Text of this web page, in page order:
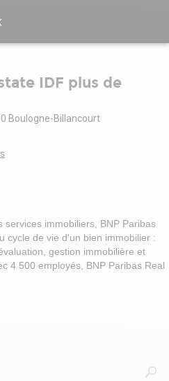
IDF plus de
Boulogne-Billancourt
immobiliers, BNP Paribas
cycle de vie d'un bien immobilier :
gestion immobilière et
4 500 employés, BNP Paribas Real
dans 24 pays (via ses bureaux et